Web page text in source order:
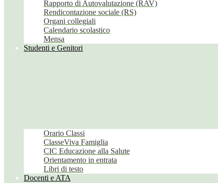
Rapporto di Autovalutazione (RAV)
Rendicontazione sociale (RS)
Organi collegiali
Calendario scolastico
Mensa
Studenti e Genitori
Orario Classi
ClasseViva Famiglia
CIC Educazione alla Salute
Orientamento in entrata
Libri di testo
Docenti e ATA